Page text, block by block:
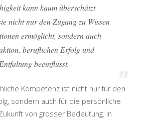
kann kaum überschätzt
nicht nur den Zugang zu Wissen
ermöglicht, sondern auch
beruflichen Erfolg und
beeinflusst.
Kompetenz ist nicht nur für den
sondern auch für die persönliche
von grosser Bedeutung. In